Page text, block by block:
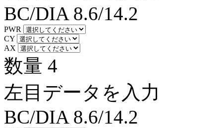
BC/DIA 8.6/14.2
PWR
CY
AX
数量 4
左目データを入力
BC/DIA 8.6/14.2